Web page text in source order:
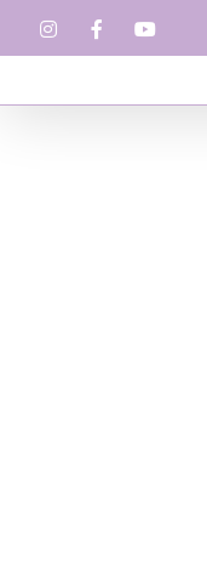
InstagramFacebook